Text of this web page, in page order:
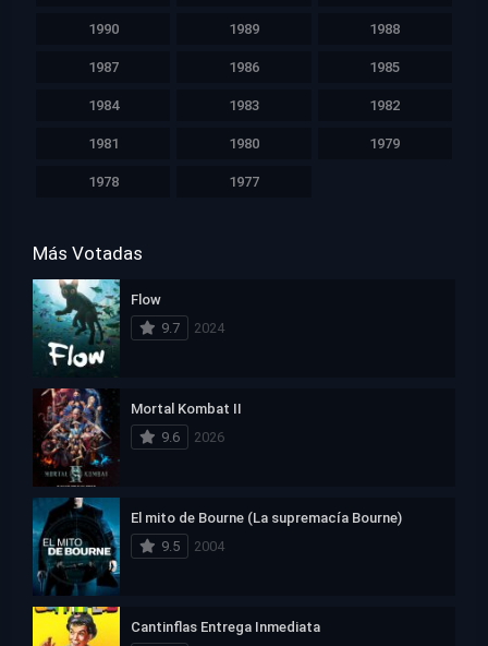
1990 1989 1988
1987 1986 1985
1984 1983 1982
1981 1980 1979
1978 1977
Más Votadas
Flow
9.7
2024
Mortal Kombat II
9.6
2026
El mito de Bourne (La supremacía Bourne)
9.5
2004
Cantinflas Entrega Inmediata